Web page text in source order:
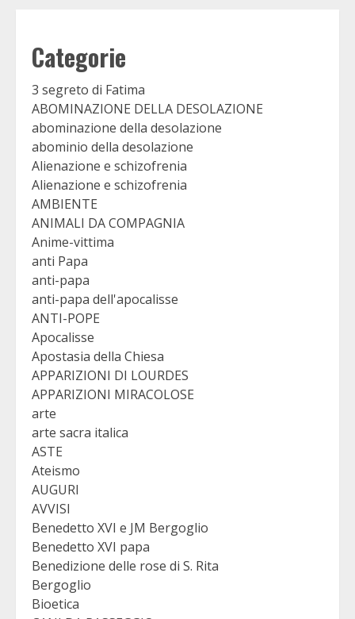
Categorie
3 segreto di Fatima
ABOMINAZIONE DELLA DESOLAZIONE
abominazione della desolazione
abominio della desolazione
Alienazione e schizofrenia
Alienazione e schizofrenia
AMBIENTE
ANIMALI DA COMPAGNIA
Anime-vittima
anti Papa
anti-papa
anti-papa dell'apocalisse
ANTI-POPE
Apocalisse
Apostasia della Chiesa
APPARIZIONI DI LOURDES
APPARIZIONI MIRACOLOSE
arte
arte sacra italica
ASTE
Ateismo
AUGURI
AVVISI
Benedetto XVI e JM Bergoglio
Benedetto XVI papa
Benedizione delle rose di S. Rita
Bergoglio
Bioetica